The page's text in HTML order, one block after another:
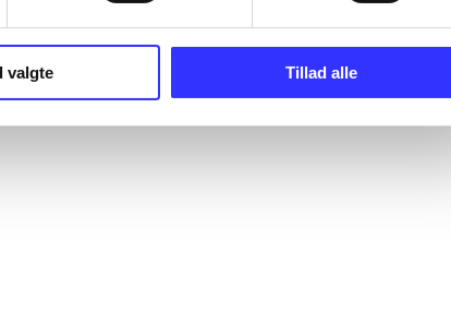
valgte Tillad alle